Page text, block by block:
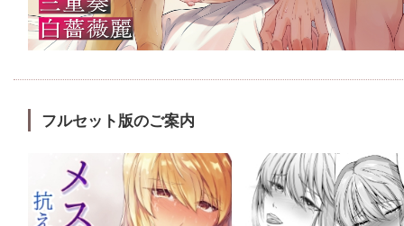
フルセット版のご案内